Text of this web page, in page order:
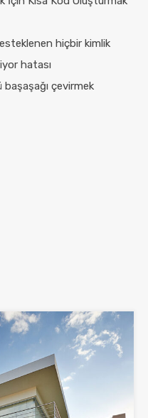
hiçbir kimlik
hatası
çevirmek